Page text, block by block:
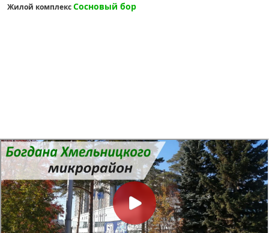
Жилой комплексСосновый бор